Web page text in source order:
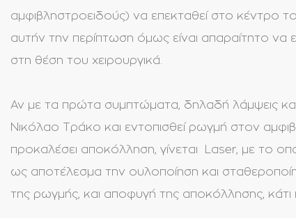
αμφιβληστροειδούς) να επεκταθεί στο κέντρο
αυτήν την περίπτωση όμως είναι απαραίτητο να
στη θέση του χειρουργικά.
Αν με τα πρώτα συμπτώματα, δηλαδή λάμψεις
Νικόλαο Τράκο και εντοπισθεί ρωγμή στον
προκαλέσει αποκόλληση, γίνεται Laser, με το
ως αποτέλεσμα την ουλοποίηση και
της ρωγμής, και αποφυγή της αποκόλλησης, κάτι